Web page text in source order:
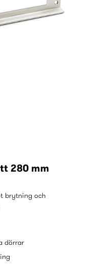
280 mm
brytning och
dörrar